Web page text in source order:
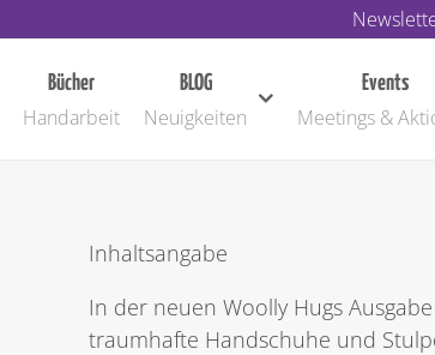
Bücher
Handarbeit
BLOG
Neuigkeiten
Events
Meetings &
Inhaltsangabe
In der neuen Woolly Hugs
traumhafte Handschuhe und